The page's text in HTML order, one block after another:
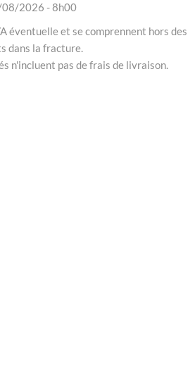
08/2026 - 8h00
éventuelle et se comprennent hors des
dans la fracture.
n'incluent pas de frais de livraison.